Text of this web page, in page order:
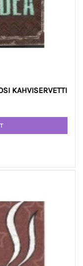
KAHVISERVETTI